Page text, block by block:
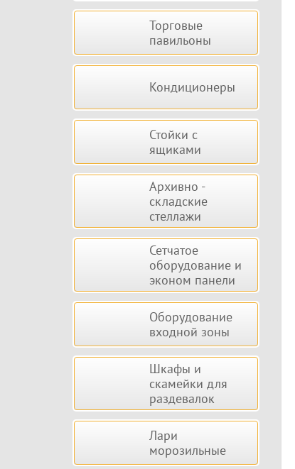
Торговые
павильоны
Кондиционеры
Стойки с
ящиками
Архивно -
складские
стеллажи
Сетчатое
оборудование и
эконом панели
Оборудование
входной зоны
Шкафы и
скамейки для
раздевалок
Лари
морозильные